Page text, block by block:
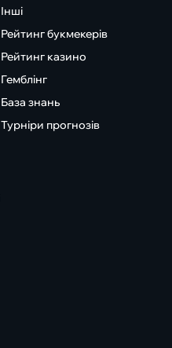
Інші
Рейтинг букмекерів
Рейтинг казино
Гемблінг
База знань
Турніри прогнозів